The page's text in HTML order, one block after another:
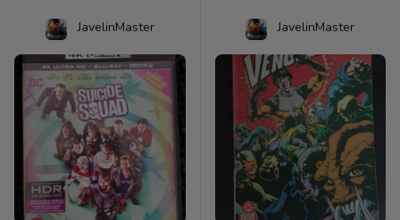
JavelinMaster JavelinMaster